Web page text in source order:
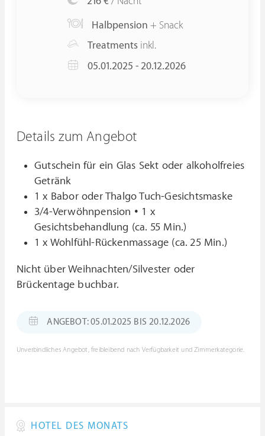
Halbpension + Snack
Treatments inkl.
05.01.2025 - 20.12.2026
Details zum Angebot
Gutschein für ein Glas Sekt oder alkoholfreies
Getränk
1 x Babor oder Thalgo Tuch-Gesichtsmaske
3/4-Verwöhnpension • 1 x
Gesichtsbehandlung (ca. 55 Min.)
1 x Wohlfühl-Rückenmassage (ca. 25 Min.)
Nicht über Weihnachten/Silvester oder
Brückentage buchbar.
ANGEBOT: 05.01.2025 BIS 20.12.2026
Unverbindliches Angebot, freibleibend nach Verfügbarkeit und Zimmerkategorie.
HOTEL DES MONATS